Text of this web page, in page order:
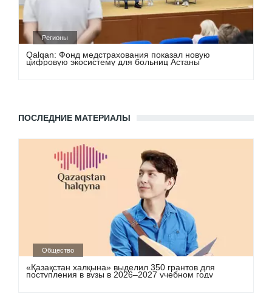
Регионы
Qalqan: Фонд медстрахования показал новую
цифровую экосистему для больниц Астаны
ПОСЛЕДНИЕ МАТЕРИАЛЫ
Общество
«Қазақстан халқына» выделил 350 грантов для
поступления в вузы в 2026–2027 учебном году